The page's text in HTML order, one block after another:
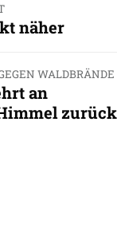
näher
WALDBRÄNDE
an